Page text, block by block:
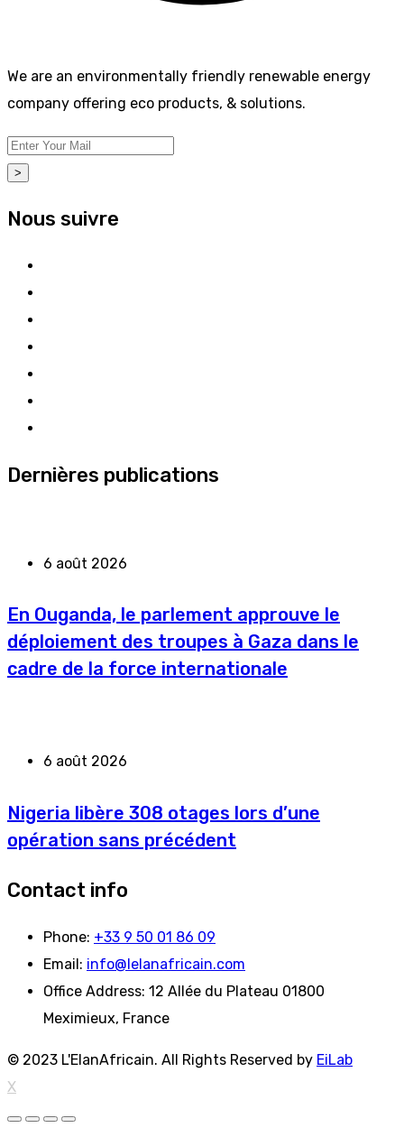
We are an environmentally friendly renewable energy
company offering eco products, & solutions.
>
Nous suivre
Dernières publications
6 août 2026
En Ouganda, le parlement approuve le
déploiement des troupes à Gaza dans le
cadre de la force internationale
6 août 2026
Nigeria libère 308 otages lors d’une
opération sans précédent
Contact info
Phone: +33 9 50 01 86 09
Email: info@lelanafricain.com
Office Address: 12 Allée du Plateau 01800
Meximieux, France
© 2023 L'ElanAfricain. All Rights Reserved by EiLab
X